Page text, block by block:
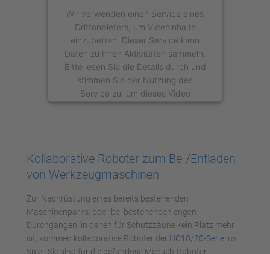
Wir verwenden einen Service eines
Drittanbieters, um Videoinhalte
einzubetten. Dieser Service kann
Daten zu Ihren Aktivitäten sammeln.
Bitte lesen Sie die Details durch und
stimmen Sie der Nutzung des
Service zu, um dieses Video
anzusehen.
Akzeptieren
Management Platform
Kollaborative Roboter zum Be-/Entladen
von Werkzeugmaschinen
Zur Nachrüstung eines bereits bestehenden
Maschinenparks, oder bei bestehenden engen
Durchgängen, in denen für Schutzzäune kein Platz mehr
ist, kommen kollaborative Roboter der HC10/20-Serie ins
Spiel. Sie sind für die gefahrlose Mensch-Roboter-